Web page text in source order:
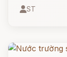
gà nàng đi
ST